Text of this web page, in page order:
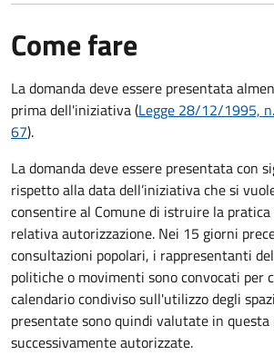
Come fare
La domanda deve essere presentata
primadell'iniziativa (Legge 28/12/1995,
67).
La domanda deve essere presentata con
rispetto alla data dell’iniziativa che si
consentire al Comune di istruire la
relativa autorizzazione. Nei 15 giorni
consultazioni popolari, i rappresentanti
politiche o movimenti sono convocati per
calendario condiviso sull'utilizzo degli
presentate sono quindi valutate in
successivamente autorizzate.